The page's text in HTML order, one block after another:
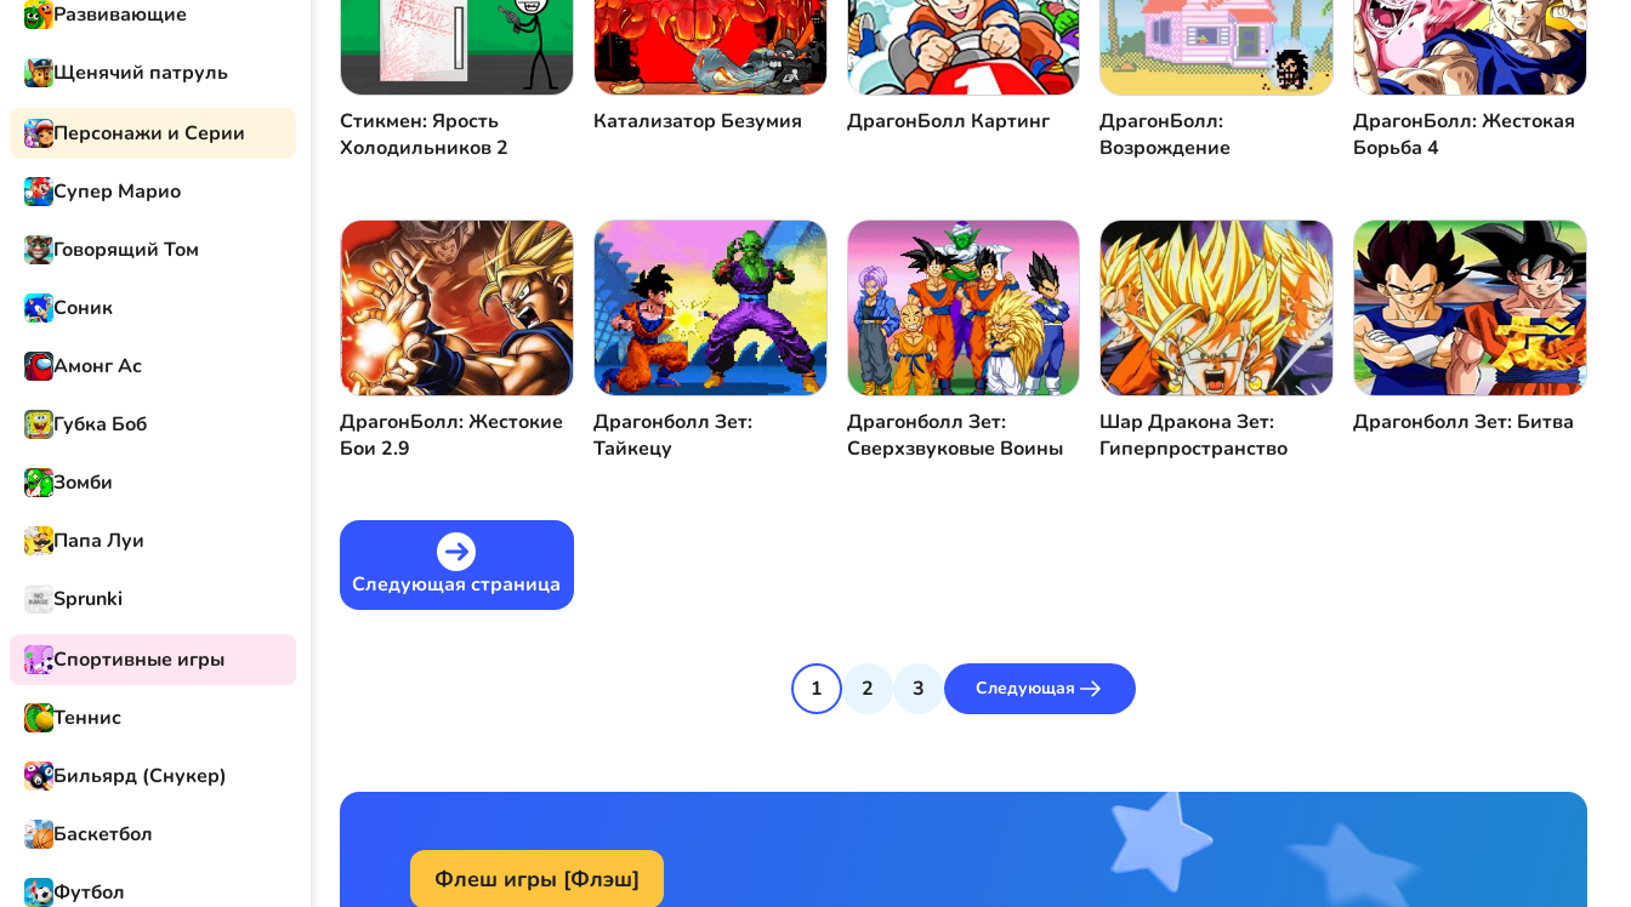
Развивающие
Щенячий патруль
Персонажи и Серии
Супер Марио
Говорящий Том
Соник
Амонг Ас
Губка Боб
Зомби
Папа Луи
Sprunki
Спортивные игры
Теннис
Бильярд (Снукер)
Баскетбол
Футбол
Стикмен: Ярость
Холодильников 2
Катализатор Безумия ДрагонБолл Картинг
ДрагонБолл:
Возрождение
ДрагонБолл: Жестокая
Борьба 4
ДрагонБолл: Жестокие
Бои 2.9
Драгонболл Зет:
Тайкецу
Драгонболл Зет:
Сверхзвуковые Воины
Шар Дракона Зет:
Гиперпространство
Драгонболл Зет: Битва
Следующая страница
1 2 3 Следующая
Флеш игры [Флэш]